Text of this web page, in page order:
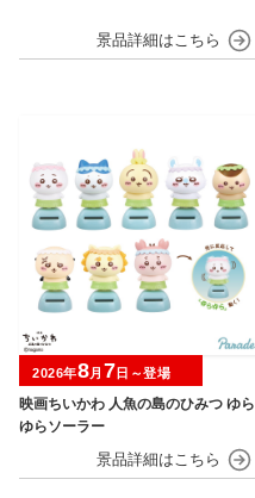
映画ちいかわ 人魚の島のひみつ ゆら
ゆらソーラー
2026年8月 7 日～登場